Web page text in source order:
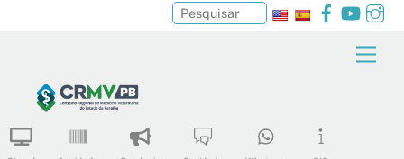
content
Facebook
Pesquisar